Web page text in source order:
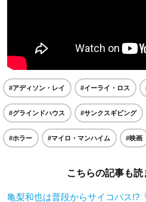
#アディソン・レイ #イーライ・ロス
#グラインドハウス #サンクスギビング
#ホラー #マイロ・マンハイム #映画
こちらの記事も
亀梨和也は普段からサイコパス!?